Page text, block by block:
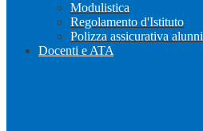
Modulistica
Regolamento d'Istituto
Polizza assicurativa alunni
Docenti e ATA